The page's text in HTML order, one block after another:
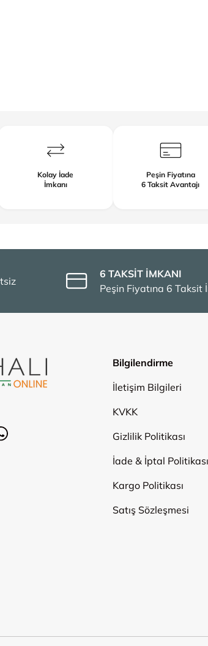
Kolay İade
İmkanı
Peşin Fiyatına
6 Taksit Avantajı
6 TAKSİT İMKANI
Peşin Fiyatına 6 Taksit
WhatsApp
Bilgilendirme
İletişim Bilgileri
KVKK
Gizlilik Politikası
İade & İptal Politikası
Kargo Politikası
Satış Sözleşmesi